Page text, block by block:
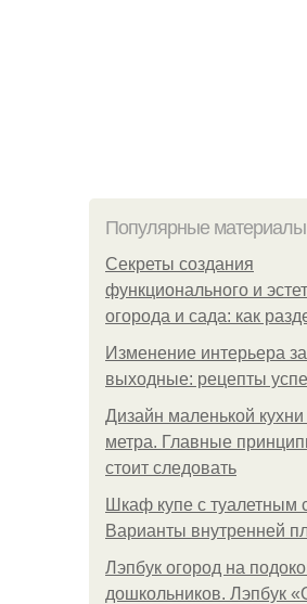
Популярные материалы
Секреты создания
функционального и
огорода и сада: как
Изменение интерьера
выходные: рецепты
Дизайн маленькой кухни
метра. Главные
стоит следовать
Шкаф купе с туалетным
Варианты внутренней
Лэпбук огород на
дошкольников. Лэпбук